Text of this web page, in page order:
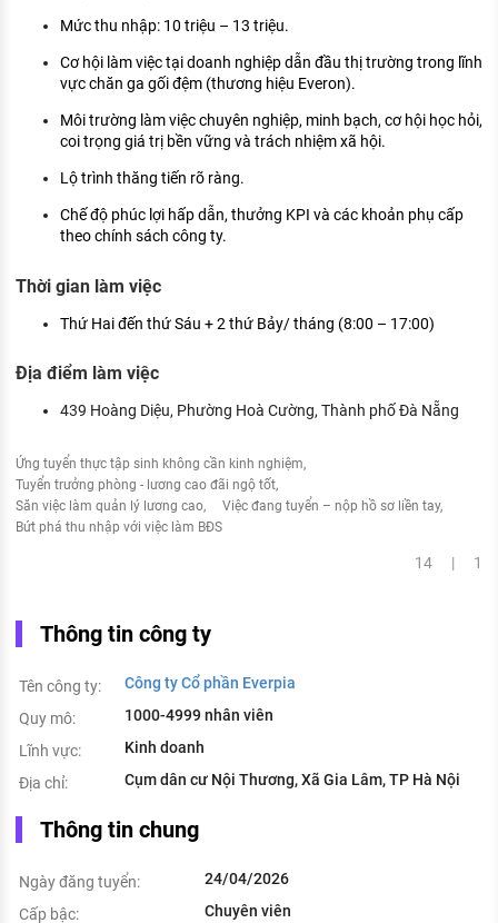
Mức thu nhập: 10 triệu – 13 triệu.
Cơ hội làm việc tại doanh nghiệp dẫn đầu thị trường trong lĩnh
vực chăn ga gối đệm (thương hiệu Everon).
Môi trường làm việc chuyên nghiệp, minh bạch, cơ hội học hỏi,
coi trọng giá trị bền vững và trách nhiệm xã hội.
Lộ trình thăng tiến rõ ràng.
Chế độ phúc lợi hấp dẫn, thưởng KPI và các khoản phụ cấp
theo chính sách công ty.
Thời gian làm việc
Thứ Hai đến thứ Sáu + 2 thứ Bảy/ tháng (8:00 – 17:00)
Địa điểm làm việc
439 Hoàng Diệu, Phường Hoà Cường, Thành phố Đà Nẵng
Ứng tuyển thực tập sinh không cần kinh nghiệm
Tuyển trưởng phòng - lương cao đãi ngộ tốt
Săn việc làm quản lý lương cao
Việc đang tuyển – nộp hồ sơ liền tay
Bứt phá thu nhập với việc làm BĐS
14 | 1
Thông tin công ty
Tên công ty:
Công ty Cổ phần Everpia
Quy mô:
1000-4999 nhân viên
Lĩnh vực:
Kinh doanh
Địa chỉ:
Cụm dân cư Nội Thương, Xã Gia Lâm, TP Hà Nội
Thông tin chung
Ngày đăng tuyển:
24/04/2026
Cấp bậc:
Chuyên viên